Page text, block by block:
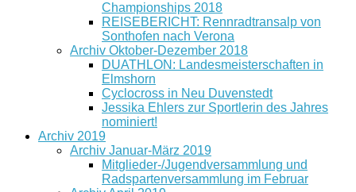
Championships 2018
REISEBERICHT: Rennradtransalp von
Sonthofen nach Verona
Archiv Oktober-Dezember 2018
DUATHLON: Landesmeisterschaften in
Elmshorn
Cyclocross in Neu Duvenstedt
Jessika Ehlers zur Sportlerin des Jahres
nominiert!
Archiv 2019
Archiv Januar-März 2019
Mitglieder-/Jugendversammlung und
Radspartenversammlung im Februar